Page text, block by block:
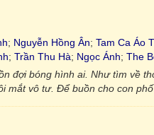
; Nguyễn Hồng Ân; Tam Ca Áo
; Trần Thu Hà; Ngọc Ánh; The
đợi bóng hình ai. Như tìm về
mắt vô tư. Để buồn cho con